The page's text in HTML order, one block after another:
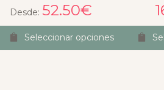
Desde: 52.50€
Seleccionar opciones